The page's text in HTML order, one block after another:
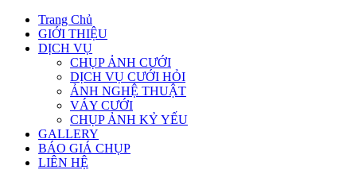
Trang Chủ
GIỚI THIỆU
DỊCH VỤ
CHỤP ẢNH CƯỚI
DỊCH VỤ CƯỚI HỎI
ẢNH NGHỆ THUẬT
VÁY CƯỚI
CHỤP ẢNH KỶ YẾU
GALLERY
BÁO GIÁ CHỤP
LIÊN HỆ